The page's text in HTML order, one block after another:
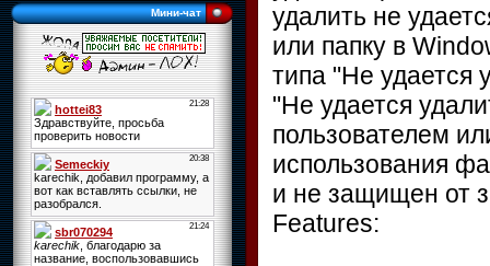
Мини-чат
удалить не
или папку в
типа "Не удается
"Не удается
пользователем
использования
и не защищен от
Features: